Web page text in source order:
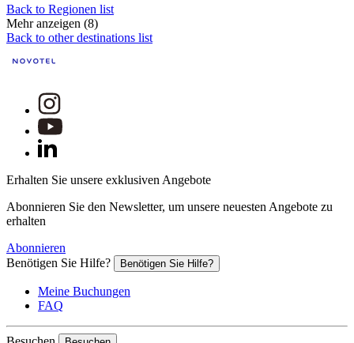
Back to Regionen list
Mehr anzeigen (8)
Back to other destinations list
Erhalten Sie unsere exklusiven Angebote
Abonnieren Sie den Newsletter, um unsere neuesten Angebote zu
erhalten
Abonnieren
Benötigen Sie Hilfe?
Benötigen Sie Hilfe?
Meine Buchungen
FAQ